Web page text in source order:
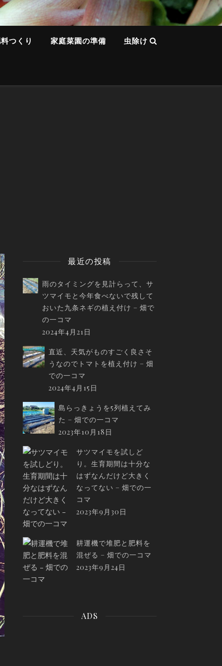
つくり 家庭菜園の準備 虫除け
最近の投稿
雨のタイミングを見計らって、サ
ツマイモと今年食べないで残して
おいた九条ネギの植え付け – 畑で
の一コマ
2024年4月21日
直近、天気がものすごく良さそ
うなのでトマトを植え付け – 畑
での一コマ
2024年4月15日
島らっきょうを5列植えてみ
た – 畑での一コマ
2023年10月18日
サツマイモを試しど
り。生育期間は十分な
はずなんだけど大きく
なってない – 畑での一
コマ
2023年9月30日
耕運機で堆肥と肥料を
混ぜる – 畑での一コマ
2023年9月24日
ADS